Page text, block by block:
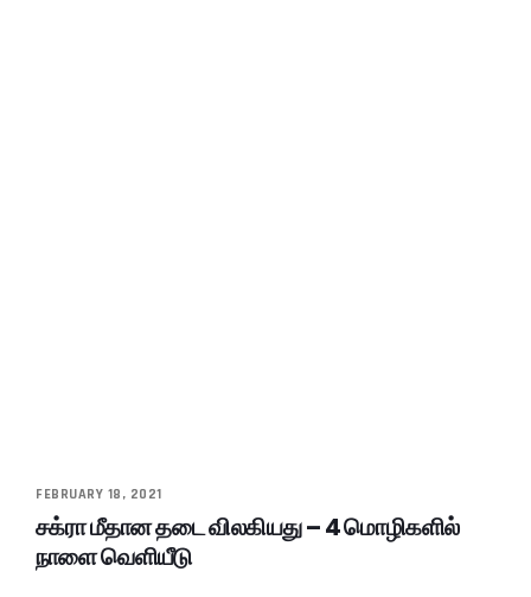
FEBRUARY 18, 2021
சக்ரா மீதான தடை விலகியது – 4 மொழிகளில்
நாளை வெளியீடு